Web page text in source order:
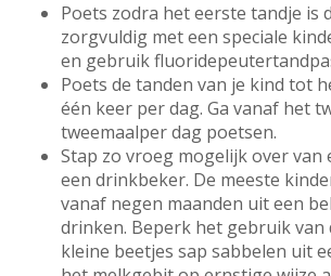
Poets zodra het eerste tandje is
zorgvuldig met een speciale
en gebruik
Poets de tanden van je kind tot
één keer per dag. Ga vanaf het
tweemaalper dag poetsen.
Stap zo vroeg mogelijk over van
een drinkbeker. De meeste
vanaf negen maanden uit een
drinken. Beperk het gebruik van
kleine beetjes sap sabbelen uit